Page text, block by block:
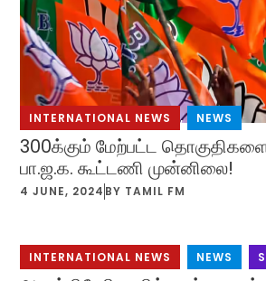
INTERNATIONAL NEWS , NEWS
300க்கும் மேற்பட்ட
பா.ஜ.க. கூட்டணி முன்னிலை!
4 JUNE, 2024 BY TAMIL FM
INTERNATIONAL NEWS NEWS